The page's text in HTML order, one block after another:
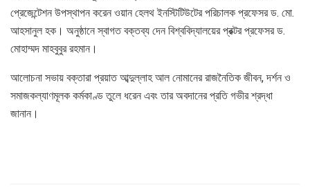
প্রেজেন্টেশন উপস্থাপন করেন ওয়ান হেলথ ইনস্টিটিউটের পরিচালক প্রফেসর ড. মো.
আহসানুল হক। অনুষ্ঠানে স্বাগত বক্তব্য দেন বিশ্ববিদ্যালয়ের প্রক্টর প্রফেসর ড.
মোহাম্মদ মাহবুবুর রহমান।
আলোচনা সভায় বক্তারা প্রয়াত আব্দুল্লাহ আল নোমানের রাজনৈতিক জীবন, দর্শন ও
সমাজকল্যাণমূলক কর্মকাণ্ড তুলে ধরেন এবং তার অবদানের প্রতি গভীর শ্রদ্ধা
জানান।